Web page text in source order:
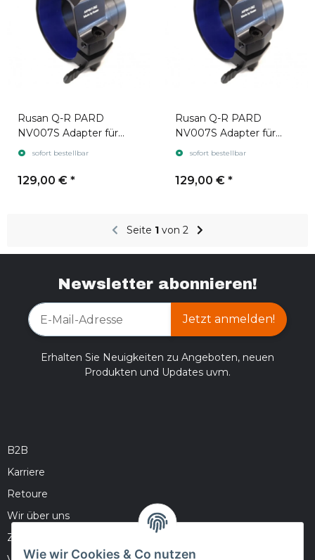
Rusan Q-R PARD
NV007S Adapter für
Zielfernrohr Swarovski
sofort bestellbar
129,00 € *
Rusan Q-R PARD
NV007S Adapter für
Zielfernrohr Swarovski
sofort bestellbar
129,00 € *
Seite 1 von 2
Newsletter abonnieren!
Jetzt anmelden!
Erhalten Sie Neuigkeiten zu Angeboten, neuen
Produkten und Updates uvm.
B2B
Karriere
Retoure
Wir über uns
Zahlungsmöglichkeiten
Wie wir Cookies & Co nutzen